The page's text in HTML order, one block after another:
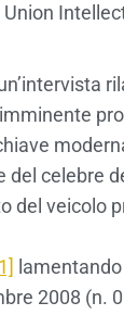
Union
celebre
del veicolo
2008 (n.